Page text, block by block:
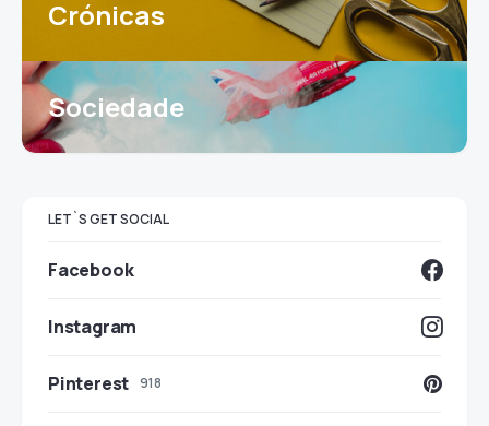
Crónicas
Sociedade
LET`S GET SOCIAL
Facebook
Instagram
Pinterest 918